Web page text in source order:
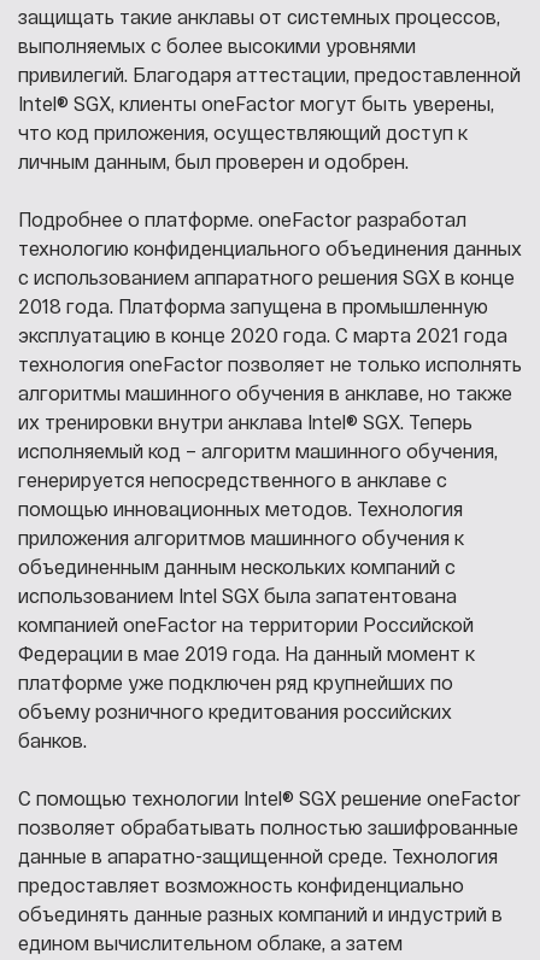
защищать такие анклавы от системных процессов,
выполняемых с более высокими уровнями
привилегий. Благодаря аттестации, предоставленной
Intel®️ SGX, клиенты oneFactor могут быть уверены,
что код приложения, осуществляющий доступ к
личным данным, был проверен и одобрен.
Подробнее о платформе. oneFactor разработал
технологию конфиденциального объединения данных
с использованием аппаратного решения SGX в конце
2018 года. Платформа запущена в промышленную
эксплуатацию в конце 2020 года. С марта 2021 года
технология oneFactor позволяет не только исполнять
алгоритмы машинного обучения в анклаве, но также
их тренировки внутри анклава Intel® SGX. Теперь
исполняемый код – алгоритм машинного обучения,
генерируется непосредственного в анклаве с
помощью инновационных методов. Технология
приложения алгоритмов машинного обучения к
объединенным данным нескольких компаний с
использованием Intel SGX была запатентована
компанией oneFactor на территории Российской
Федерации в мае 2019 года. На данный момент к
платформе уже подключен ряд крупнейших по
объему розничного кредитования российских
банков.
С помощью технологии Intel® SGX решение oneFactor
позволяет обрабатывать полностью зашифрованные
данные в апаратно-защищенной среде. Технология
предоставляет возможность конфиденциально
объединять данные разных компаний и индустрий в
едином вычислительном облаке, а затем